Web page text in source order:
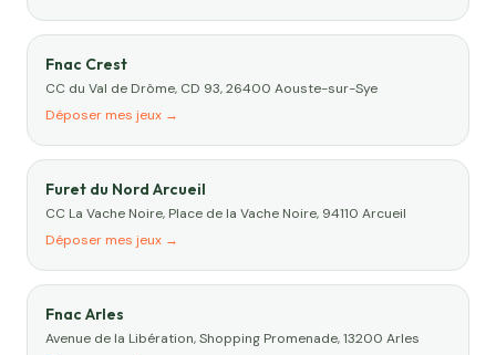
Fnac Crest
CC du Val de Drôme, CD 93, 26400 Aouste-sur-Sye
Déposer mes jeux →
Furet du Nord Arcueil
CC La Vache Noire, Place de la Vache Noire, 94110 Arcueil
Déposer mes jeux →
Fnac Arles
Avenue de la Libération, Shopping Promenade, 13200 Arles